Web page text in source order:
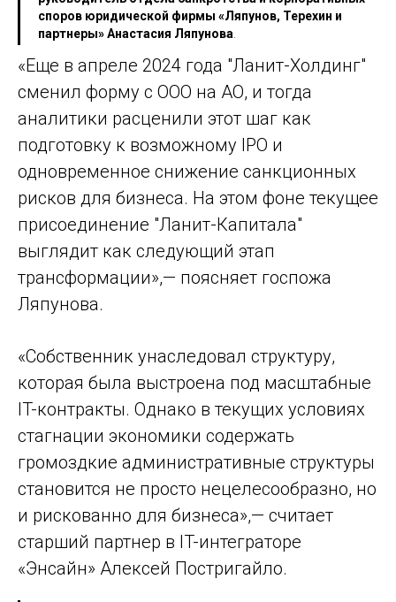
споров юридической фирмы «Ляпунов, Терехин и
партнеры» Анастасия Ляпунова
«Еще в апреле 2024 года "Ланит-Холдинг"
сменил форму с ООО на АО, и тогда
аналитики расценили этот шаг как
подготовку к возможному IPO и
одновременное снижение санкционных
рисков для бизнеса. На этом фоне текущее
присоединение "Ланит-Капитала"
выглядит как следующий этап
трансформации»,— поясняет госпожа
Ляпунова.
«Собственник унаследовал структуру,
которая была выстроена под масштабные
IT-контракты. Однако в текущих условиях
стагнации экономики содержать
громоздкие административные структуры
становится не просто нецелесообразно, но
и рискованно для бизнеса»,— считает
старший партнер в IT-интеграторе
«Энсайн» Алексей Постригайло.